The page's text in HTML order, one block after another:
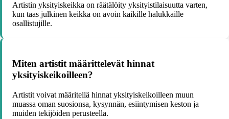
Artistin yksityiskeikka on räätälöity yksityistilaisuutta varten,
kun taas julkinen keikka on avoin kaikille halukkaille
osallistujille.
Miten artistit määrittelevät hinnat
yksityiskeikoilleen?
Artistit voivat määritellä hinnat yksityiskeikoilleen muun
muassa oman suosionsa, kysynnän, esiintymisen keston ja
muiden tekijöiden perusteella.